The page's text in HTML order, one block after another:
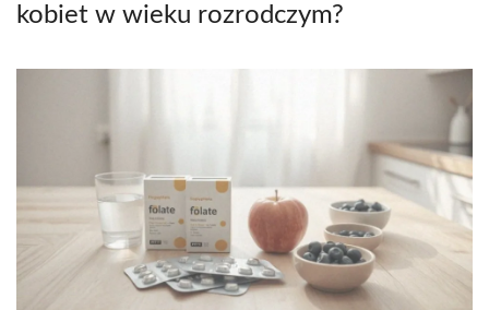
kobiet w wieku rozrodczym?